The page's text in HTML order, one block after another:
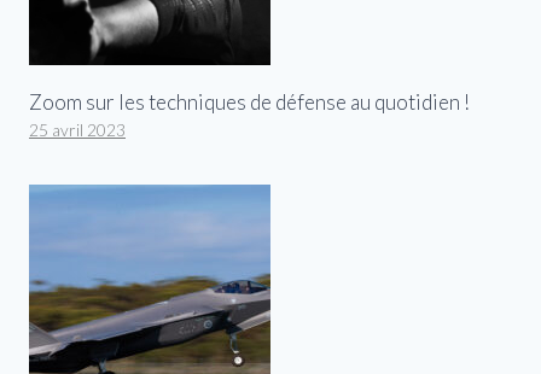
Zoom sur les techniques de défense au quotidien !
25 avril 2023